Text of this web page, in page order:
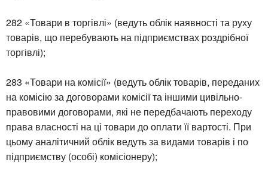
282 «Товари в торгівлі» (ведуть облік наявності та руху
товарів, що перебувають на підприємствах роздрібної
торгівлі);
283 «Товари на комісії» (ведуть облік товарів, переданих
на комісію за договорами комісії та іншими цивільно-
правовими договорами, які не передбачають переходу
права власності на ці товари до оплати її вартості. При
цьому аналітичний облік ведуть за видами товарів і по
підприємству (особі) комісіонеру);